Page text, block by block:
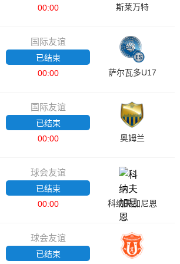
00:00
斯莱万特
国际友谊
已结束
00:00
萨尔瓦多U17
国际友谊
已结束
00:00
奥姆兰
球会友谊
已结束
00:00
科纳夫加尼恩
球会友谊
已结束